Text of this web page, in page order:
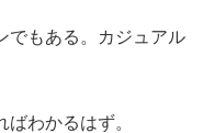
でもある。カジュアル
わかるはず。